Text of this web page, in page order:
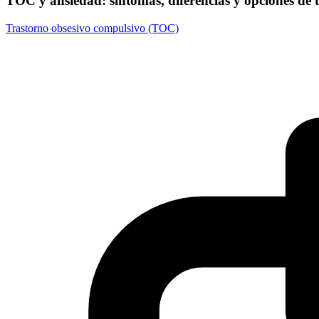
Trastorno obsesivo compulsivo (TOC)